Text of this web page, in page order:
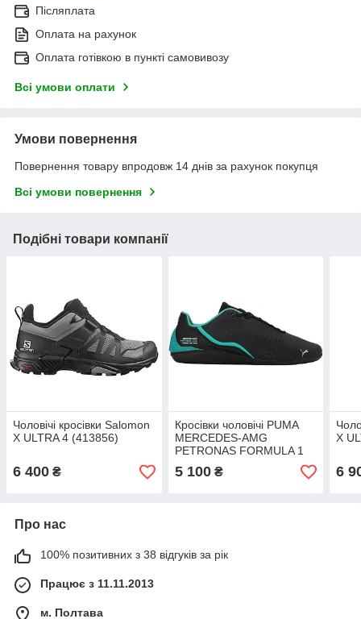
Післяплата
Оплата на рахунок
Оплата готівкою в пункті самовивозу
Всі умови оплати
Умови повернення
Повернення товару впродовж 14 днів за рахунок покупця
Всі умови повернення
Подібні товари компанії
Чоловічі кросівки Salomon
X ULTRA 4 (413856)
6 400 ₴
Кросівки чоловічі PUMA
MERCEDES-AMG
PETRONAS FORMULA 1
DRIFT CAT DECIMA
MOTORSPORT (307196
5 100₴
X
6
Про нас
100% позитивних з 38 відгуків за рік
Працює з 11.11.2013
м. Полтава